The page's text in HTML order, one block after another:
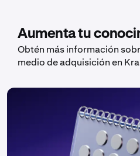
Aumenta tu
Obtén más información
medio de adquisición en